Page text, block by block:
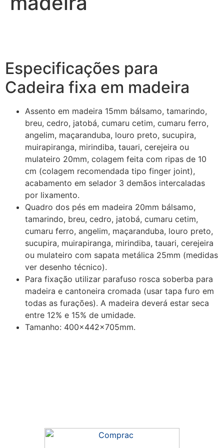
Especificações para
Cadeira fixa em madeira
Assento em madeira 15mm bálsamo, tamarindo,
breu, cedro, jatobá, cumaru cetim, cumaru ferro,
angelim, maçaranduba, louro preto, sucupira,
muirapiranga, mirindiba, tauari, cerejeira ou
mulateiro 20mm, colagem feita com ripas de 10
cm (colagem recomendada tipo finger joint),
acabamento em selador 3 demãos intercaladas
por lixamento.
Quadro dos pés em madeira 20mm bálsamo,
tamarindo, breu, cedro, jatobá, cumaru cetim,
cumaru ferro, angelim, maçaranduba, louro preto,
sucupira, muirapiranga, mirindiba, tauari, cerejeira
ou mulateiro com sapata metálica 25mm (medidas
ver desenho técnico).
Para fixação utilizar parafuso rosca soberba para
madeira e cantoneira cromada (usar tapa furo em
todas as furações). A madeira deverá estar seca
entre 12% e 15% de umidade.
Tamanho: 400x442x705mm.